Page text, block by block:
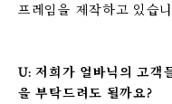
프레임을 제작하고 있습
U: 저희가 얼바닉의 고객
을 부탁드려도 될까요?